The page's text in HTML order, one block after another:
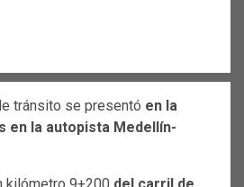
tránsito se presentó en la
en la autopista Medellín-